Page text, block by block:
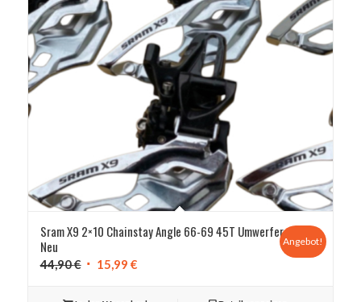
Sram X9 2×10 Chainstay Angle 66-69 45T Umwerfer
Neu
44,90€ Ursprünglicher
15,99 €Aktueller
Angebot!